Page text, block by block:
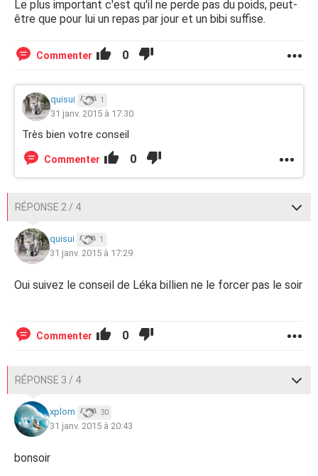
Le plus important c'est qu'il ne perde pas du poids, peut-
être que pour lui un repas par jour et un bibi suffise.
Commenter 0
quisui 1
31 janv. 2015 à 17:30
Très bien votre conseil
Commenter 0
RÉPONSE 2 / 4
quisui 1
31 janv. 2015 à 17:29
Oui suivez le conseil de Léka billien ne le forcer pas le soir
Commenter 0
RÉPONSE 3 / 4
xplom 30
31 janv. 2015 à 20:43
bonsoir